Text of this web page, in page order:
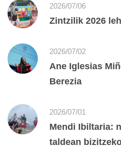
2026/07/06
Zintzilik 2026
2026/07/02
Ane Iglesias
Berezia
2026/07/01
Mendi Ibiltaria:
taldean